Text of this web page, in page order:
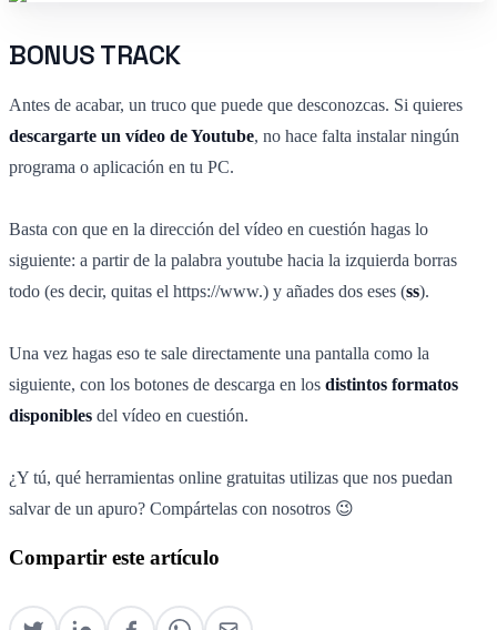
BONUS TRACK
Antes de acabar, un truco que puede que desconozcas. Si quieres
descargarte un vídeo de Youtube, no hace falta instalar ningún
programa o aplicación en tu PC.
Basta con que en la dirección del vídeo en cuestión hagas lo
siguiente: a partir de la palabra youtube hacia la izquierda borras
todo (es decir, quitas el https://www.) y añades dos eses (ss).
Una vez hagas eso te sale directamente una pantalla como la
siguiente, con los botones de descarga en los distintos formatos
disponibles del vídeo en cuestión.
¿Y tú, qué herramientas online gratuitas utilizas que nos puedan
salvar de un apuro? Compártelas con nosotros 😉
Compartir este artículo